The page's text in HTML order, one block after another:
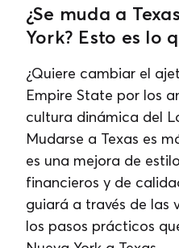
¿Se muda a
York? Esto es lo
¿Quiere cambiar el
Empire State por los
cultura dinámica del
Mudarse a Texas es
es una mejora de
financieros y de
guiará a través de las
los pasos prácticos